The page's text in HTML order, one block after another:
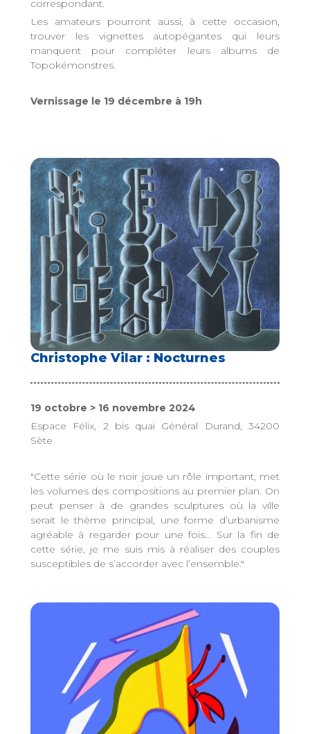
correspondant.
Les amateurs pourront aussi, à cette occasion,
trouver les vignettes autopégantes qui leurs
manquent pour compléter leurs albums de
Topokémonstres.
Vernissage le 19 décembre à 19h
Christophe Vilar : Nocturnes
19 octobre > 16 novembre 2024
Espace Félix, 2 bis quai Général Durand, 34200
Sète
"Cette série où le noir joue un rôle important, met
les volumes des compositions au premier plan. On
peut penser à de grandes sculptures où la ville
serait le thème principal, une forme d’urbanisme
agréable à regarder pour une fois… Sur la fin de
cette série, je me suis mis à réaliser des couples
susceptibles de s’accorder avec l’ensemble."